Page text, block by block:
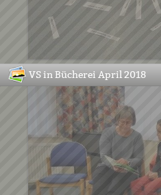
VS in Bücherei April 2018